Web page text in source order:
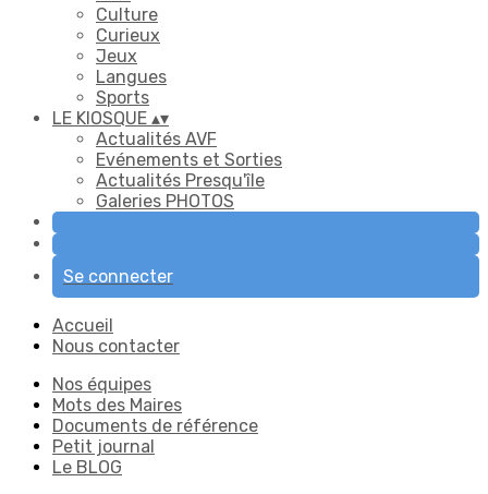
Culture
Curieux
Jeux
Langues
Sports
LE KIOSQUE ▴▾
Actualités AVF
Evénements et Sorties
Actualités Presqu'île
Galeries PHOTOS
Se connecter
Accueil
Nous contacter
Nos équipes
Mots des Maires
Documents de référence
Petit journal
Le BLOG